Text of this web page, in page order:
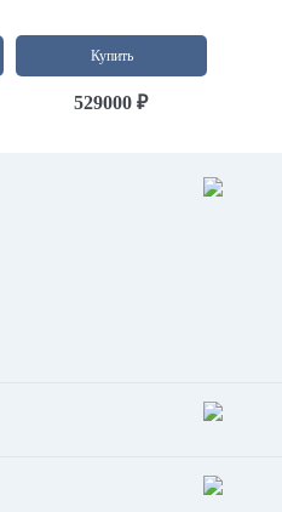
Купить
529000 ₽